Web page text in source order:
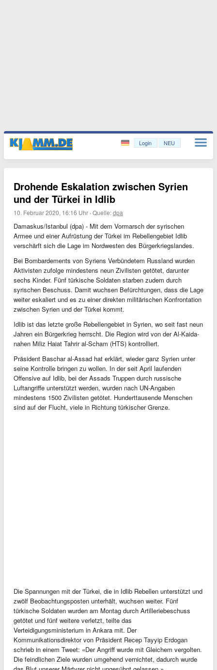
Login NEU
Drohende Eskalation zwischen Syrien
und der Türkei in Idlib
10. Februar 2020, 16:16 Uhr ·Quelle:dpa
Damaskus/Istanbul (dpa) - Mit dem Vormarsch der syrischen
Armee und einer Aufrüstung der Türkei im Rebellengebiet Idlib
verschärft sich die Lage im Nordwesten des Bürgerkriegslandes.
Bei Bombardements von Syriens Verbündetem Russland wurden
Aktivisten zufolge mindestens neun Zivilisten getötet, darunter
sechs Kinder. Fünf türkische Soldaten starben zudem durch
syrischen Beschuss. Damit wuchsen Befürchtungen, dass die Lage
weiter eskaliert und es zu einer direkten militärischen Konfrontation
zwischen Syrien und der Türkei kommt.
Idlib ist das letzte große Rebellengebiet in Syrien, wo seit fast neun
Jahren ein Bürgerkrieg herrscht. Die Region wird von der Al-Kaida-
nahen Miliz Haiat Tahrir al-Scham (HTS) kontrolliert.
Präsident Baschar al-Assad hat erklärt, wieder ganz Syrien unter
seine Kontrolle bringen zu wollen. In der seit April laufenden
Offensive auf Idlib, bei der Assads Truppen durch russische
Luftangriffe unterstützt werden, wurden nach UN-Angaben
mindestens 1500 Zivilisten getötet. Hunderttausende Menschen
sind auf der Flucht, viele in Richtung türkischer Grenze.
Die Spannungen mit der Türkei, die in Idlib Rebellen unterstützt und
zwölf Beobachtungsposten unterhält, wuchsen weiter. Fünf
türkische Soldaten wurden am Montag durch Artilleriebeschuss
getötet und fünf weitere verletzt, teilte das
Verteidigungsministerium in Ankara mit. Der
Kommunikationsdirektor von Präsident Recep Tayyip Erdogan
schrieb in einem Tweet: «Der Angriff wurde mit Gleichem vergolten.
Die feindlichen Ziele wurden umgehend vernichtet, dadurch wurde